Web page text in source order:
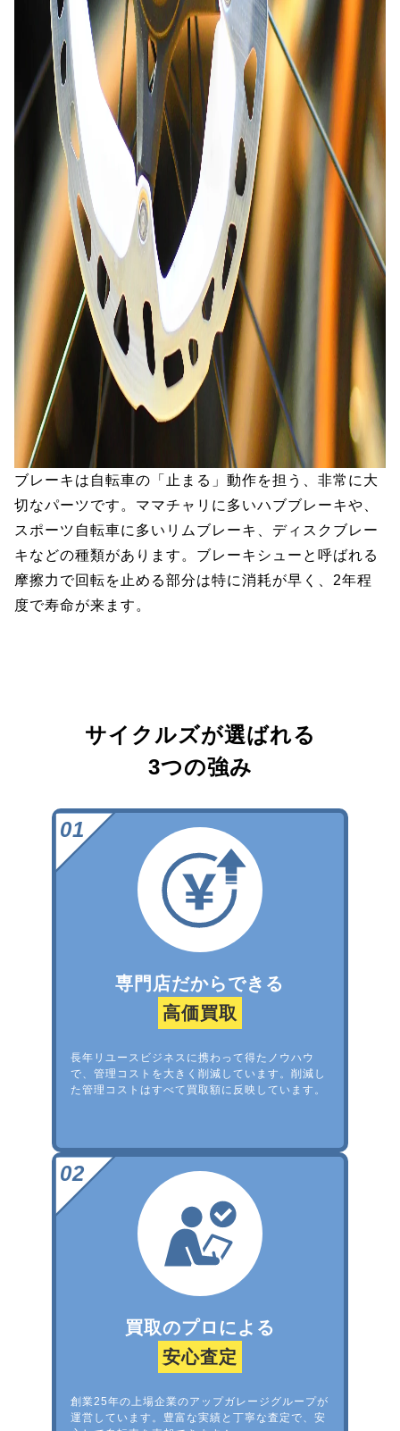
ブレーキは自転車の「止まる」動作を担う、非常に大
切なパーツです。ママチャリに多いハブブレーキや、
スポーツ自転車に多いリムブレーキ、ディスクブレー
キなどの種類があります。ブレーキシューと呼ばれる
摩擦力で回転を止める部分は特に消耗が早く、2年程
度で寿命が来ます。
サイクルズが選ばれる
3つの強み
専門店だからできる
高価買取
長年リユースビジネスに携わって得たノウハウ
で、管理コストを大きく削減しています。削減し
た管理コストはすべて買取額に反映しています。
買取のプロによる
安心査定
創業25年の上場企業のアップガレージグループが
運営しています。豊富な実績と丁寧な査定で、安